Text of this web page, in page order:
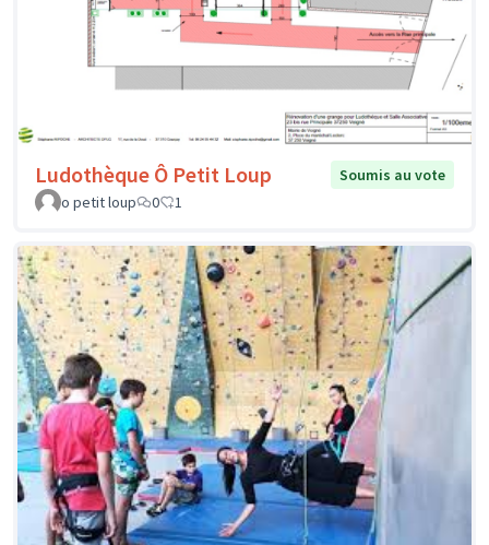
Ludothèque Ô Petit Loup
Soumis au vote
o petit loup
0 1